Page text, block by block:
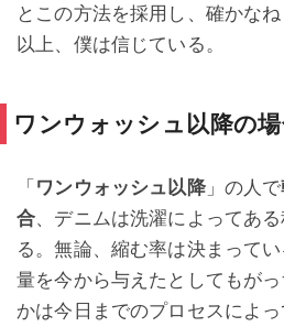
とこの方法を採用し、確かな
以上、僕は信じている。
ワンウォッシュ以降の
「 ワンウォッシュ以降」の人で
合、デニムは洗濯によってあ
る。無論、縮む率は決まって
量を今から与えたとしてもが
かは今日までのプロセスによっ